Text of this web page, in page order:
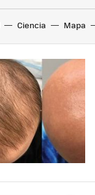
Ciencia Mapa